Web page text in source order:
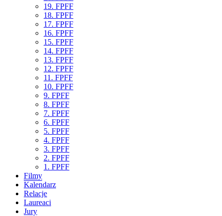
19. FPFF
18. FPFF
17. FPFF
16. FPFF
15. FPFF
14. FPFF
13. FPFF
12. FPFF
11. FPFF
10. FPFF
9. FPFF
8. FPFF
7. FPFF
6. FPFF
5. FPFF
4. FPFF
3. FPFF
2. FPFF
1. FPFF
Filmy
Kalendarz
Relacje
Laureaci
Jury